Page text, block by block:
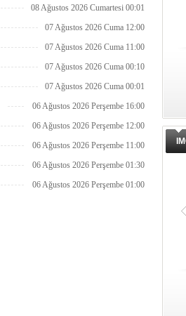
göllerle buluşuyor. Müşterilerin
tekneler, donanım ve özelliklerine göre
08 Ağustos 2026 Cumartesi 00:01
07 Ağustos 2026 Cuma 12:00
07 Ağustos 2026 Cuma 11:00
07 Ağustos 2026 Cuma 00:10
07 Ağustos 2026 Cuma 00:01
06 Ağustos 2026 Perşembe 16:00
06 Ağustos 2026 Perşembe 12:00
06 Ağustos 2026 Perşembe 11:00
06 Ağustos 2026 Perşembe 01:30
06 Ağustos 2026 Perşembe 01:00